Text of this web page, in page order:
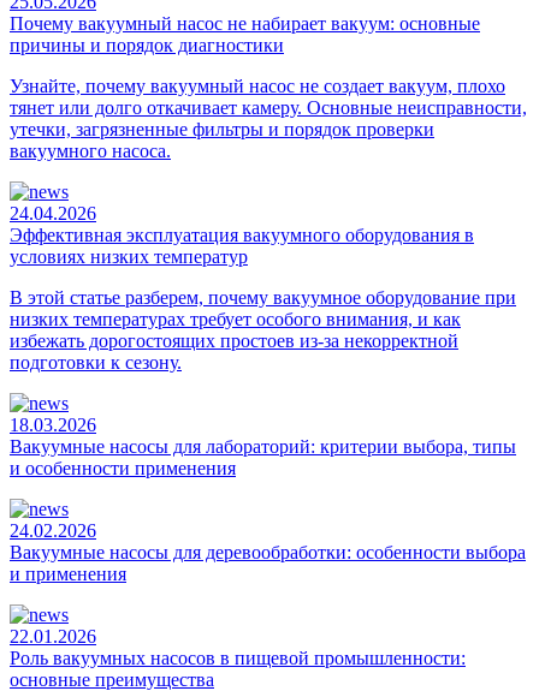
Почему вакуумный насос не набирает вакуум: основные
причины и порядок диагностики
Узнайте, почему вакуумный насос не создает вакуум, плохо
тянет или долго откачивает камеру. Основные неисправности,
утечки, загрязненные фильтры и порядок проверки
вакуумного насоса.
24.04.2026
Эффективная эксплуатация вакуумного оборудования в
условиях низких температур
В этой статье разберем, почему вакуумное оборудование при
низких температурах требует особого внимания, и как
избежать дорогостоящих простоев из-за некорректной
подготовки к сезону.
18.03.2026
Вакуумные насосы для лабораторий: критерии выбора, типы
и особенности применения
24.02.2026
Вакуумные насосы для деревообработки: особенности выбора
и применения
22.01.2026
Роль вакуумных насосов в пищевой промышленности:
основные преимущества